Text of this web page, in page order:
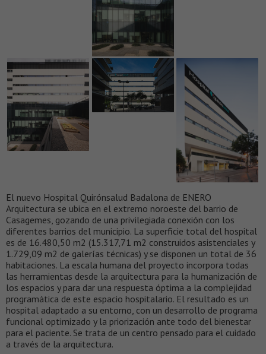
El nuevo Hospital Quirónsalud Badalona de ENERO
Arquitectura se ubica en el extremo noroeste del barrio de
Casagemes, gozando de una privilegiada conexión con los
diferentes barrios del municipio. La superficie total del hospital
es de 16.480,50 m2 (15.317,71 m2 construidos asistenciales y
1.729,09 m2 de galerías técnicas) y se disponen un total de 36
habitaciones. La escala humana del proyecto incorpora todas
las herramientas desde la arquitectura para la humanización de
los espacios y para dar una respuesta óptima a la complejidad
programática de este espacio hospitalario. El resultado es un
hospital adaptado a su entorno, con un desarrollo de programa
funcional optimizado y la priorización ante todo del bienestar
para el paciente. Se trata de un centro pensado para el cuidado
a través de la arquitectura.